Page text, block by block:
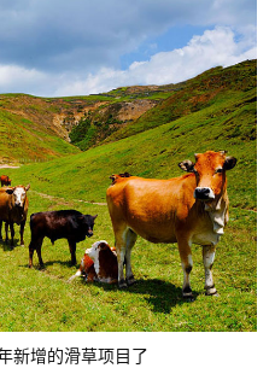
新增的滑草项目了